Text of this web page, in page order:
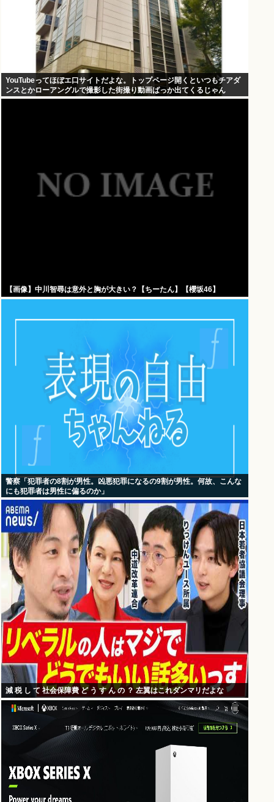
YouTubeってほぼエ口サイトだよな。トップページ開くといつもチアダ
ンスとかローアングルで撮影した街撮り動画ばっか出てくるじゃん
【画像】中川智尋は意外と胸が大きい？【ちーたん】【櫻坂46】
警察「犯罪者の8割が男性。凶悪犯罪になるの9割が男性。何故、こんな
にも犯罪者は男性に偏るのか」
減 税 し て 社会保障費 ど う す ん の ？ 左翼はこれダンマリだよな